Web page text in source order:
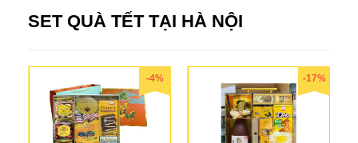
SET QUÀ TẾT TẠI HÀ NỘI
-4% -17%